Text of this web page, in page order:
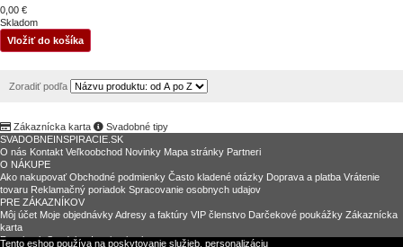
Tento eshop používa na poskytovanie služieb, personalizáciu
0,00 €
Skladom
Vložiť do košíka
Zoradiť podľa
Zákaznícka karta
Svadobné tipy
SVADOBNEINSPIRACIE.SK
O nás Kontakt Veľkoobchod Novinky Mapa stránky Partneri
O NÁKUPE
Ako nakupovaťObchodné podmienky Často kladené otázky Doprava a platba Vrátenie
tovaru Reklamačný poriadok Spracovanie osobnych udajov
PRE ZÁKAZNÍKOV
Môj účet Moje objednávkyAdresy a faktúry VIP členstvo Darčekové poukážky Zákaznícka
karta
Facebook SvadobneInspiracie.sk